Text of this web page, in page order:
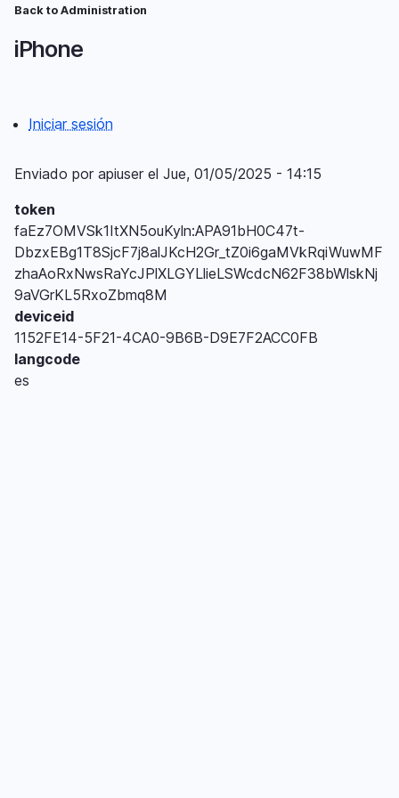
Pasar
contenido
de
Back to Administration
iPhone
Menú
del
compte
d'usuari
Iniciar sesión
Enviado por apiuserel Jue, 01/05/2025 - 14:15
token
faEz7OMVSk1ItXN5ouKyln:APA91bH0C47t-
DbzxEBg1T8SjcF7j8alJKcH2Gr_tZ0i6gaMVkRqiWuwMF
zhaAoRxNwsRaYcJPlXLGYLlieLSWcdcN62F38bWlskNj
9aVGrKL5RxoZbmq8M
deviceid
1152FE14-5F21-4CA0-9B6B-D9E7F2ACC0FB
langcode
es